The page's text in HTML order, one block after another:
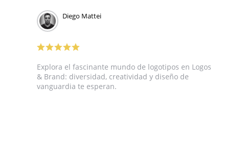
Diego Mattei
Explora el fascinante mundo de logotipos en Logos
& Brand: diversidad, creatividad y diseño de
vanguardia te esperan.